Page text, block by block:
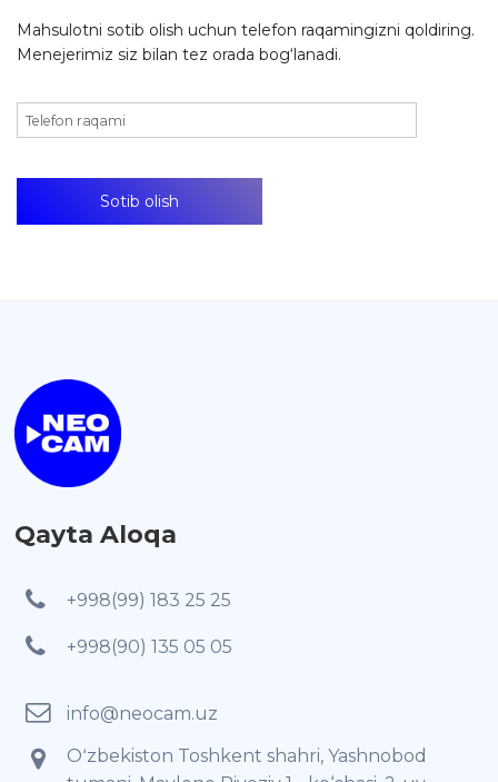
Mahsulotni sotib olish uchun telefon raqamingizni qoldiring.
Menejerimiz siz bilan tez orada bog‘lanadi.
Qayta Aloqa
+998(99) 183 25 25
+998(90) 135 05 05
info@neocam.uz
Oʻzbekiston Toshkent shahri, Yashnobod